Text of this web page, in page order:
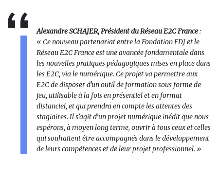
Alexandre SCHAJER, Président du Réseau E2C France:
« Ce nouveau partenariat entre la Fondation FDJ et le
Réseau E2C France est une avancée fondamentale dans
les nouvelles pratiques pédagogiques mises en place dans
les E2C, via le numérique. Ce projet va permettre aux
E2C de disposer d'un outil de formation sous forme de
jeu, utilisable à la fois en présentiel et en format
distanciel, et qui prendra en compte les attentes des
stagiaires. Il s’agit d’un projet numérique inédit que nous
espérons, à moyen long terme, ouvrir à tous ceux et celles
qui souhaitent être accompagnés dans le développement
de leurs compétences et de leur projet professionnel. »